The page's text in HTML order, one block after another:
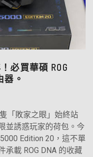
必買華碩 ROG
器。
「敗家之眼」始終站
並誘惑玩家的荷包。今
Edition 20，這不單
承載 ROG DNA 的收藏